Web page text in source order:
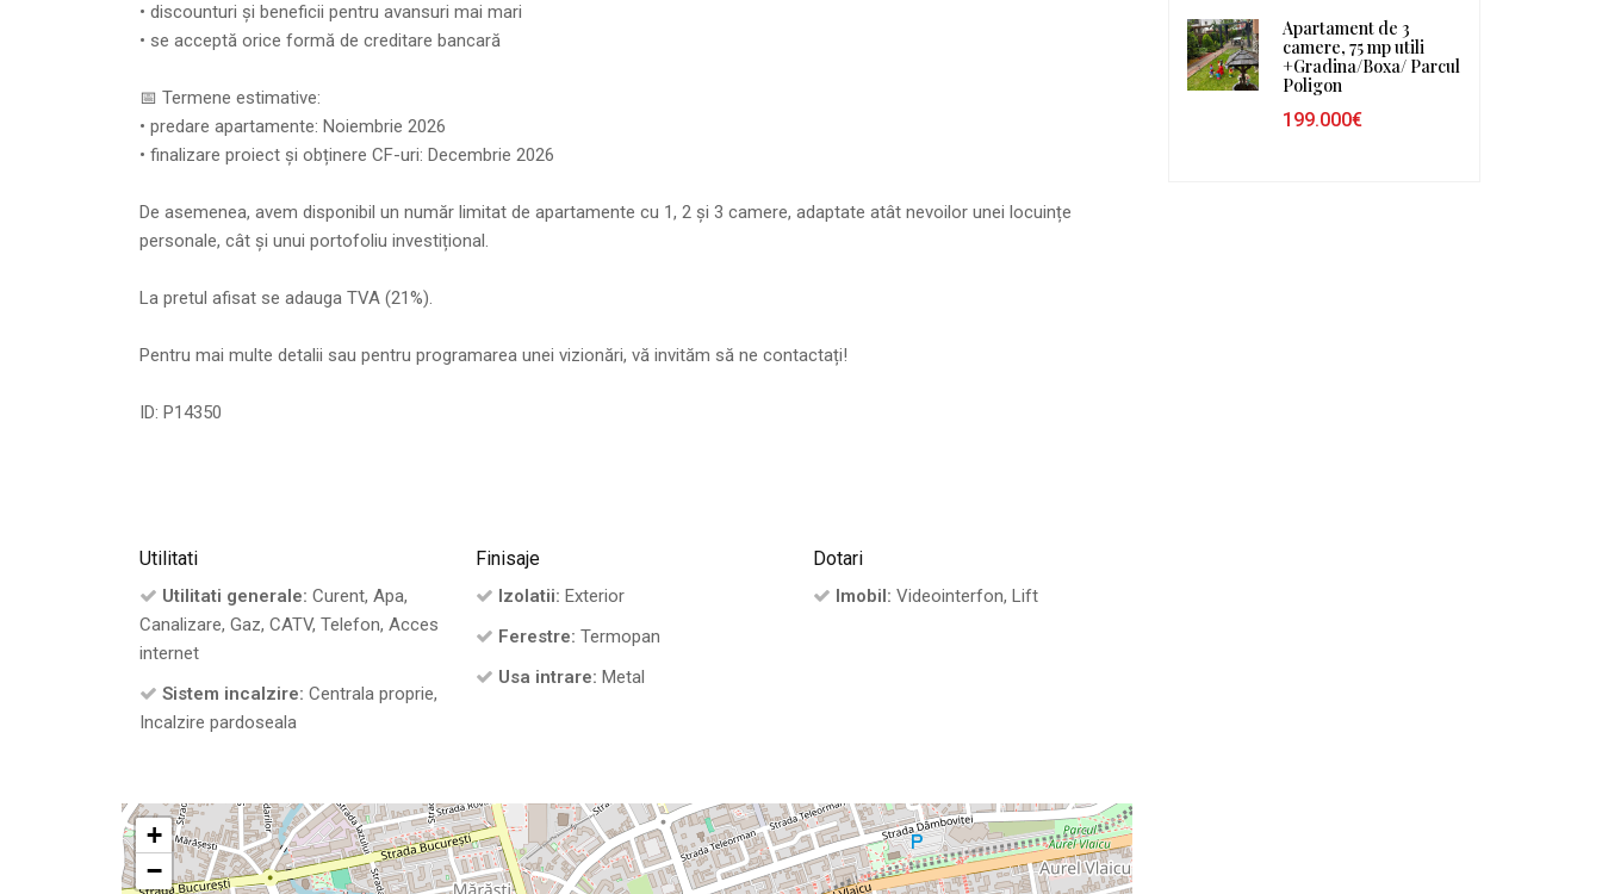
• discounturi și beneficii pentru avansuri mai mari
• se acceptă orice formă de creditare bancară
📅 Termene estimative:
• predare apartamente: Noiembrie 2026
• finalizare proiect și obținere CF-uri: Decembrie 2026
De asemenea, avem disponibil un număr limitat de apartamente cu 1, 2 și 3 camere, adaptate atât nevoilor unei locuințe
personale, cât și unui portofoliu investițional.
La pretul afisat se adauga TVA (21%).
Pentru mai multe detalii sau pentru programarea unei vizionări, vă invităm să ne contactați!
ID: P14350
Utilitati
Utilitati generale: Curent, Apa,
Canalizare, Gaz, CATV, Telefon, Acces
internet
Sistem incalzire: Centrala proprie,
Incalzire pardoseala
Finisaje
Izolatii: Exterior
Ferestre: Termopan
Usa intrare: Metal
Dotari
Imobil: Videointerfon, Lift
+
−
Apartament de 3
camere, 75 mp utili
+Gradina/Boxa/ Parcul
Poligon
199.000€